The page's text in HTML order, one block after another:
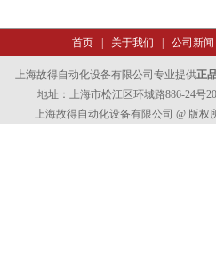
首页| 关于我们 公司新闻
上海故得自动化设备有限公司专业提供正
地址：上海市松江区环城路886-24号
上海故得自动化设备有限公司 @ 版权